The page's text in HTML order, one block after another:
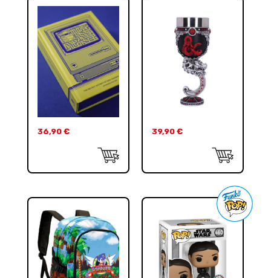
36,90 € 39,90 €